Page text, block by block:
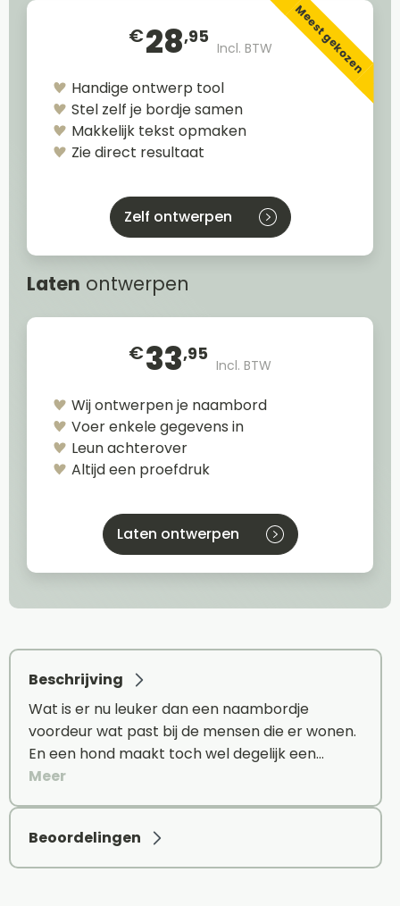
€28,95
Incl. BTW Meest gekozen
Handige ontwerp tool
Stel zelf je bordje samen
Makkelijk tekst opmaken
Zie direct resultaat
Zelf ontwerpen
Laten ontwerpen
€33,95
Incl. BTW
Wij ontwerpen je naambord
Voer enkele gegevens in
Leun achterover
Altijd een proefdruk
Laten ontwerpen
Beschrijving
Wat is er nu leuker dan een naambordje
voordeur wat past bij de mensen die er wonen.
En een hond maakt toch wel degelijk een…
Meer
Beoordelingen